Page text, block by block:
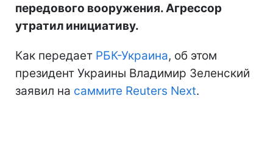
передового вооружения. Агрессор
утратил инициативу.
Как передает РБК-Украина, об этом
президент Украины Владимир Зеленский
заявил на саммите Reuters Next.